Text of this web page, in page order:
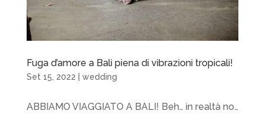
Fuga d’amore a Bali piena di vibrazioni tropicali!
Set 15, 2022 wedding
ABBIAMO VIAGGIATO A BALI! Beh… in realtà no…